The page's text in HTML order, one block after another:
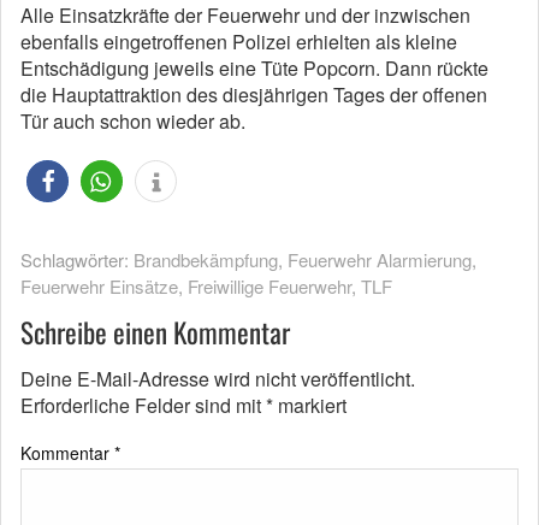
Alle Einsatzkräfte der Feuerwehr und der inzwischen
ebenfalls eingetroffenen Polizei erhielten als kleine
Entschädigung jeweils eine Tüte Popcorn. Dann rückte
die Hauptattraktion des diesjährigen Tages der offenen
Tür auch schon wieder ab.
Schlagwörter: Brandbekämpfung, Feuerwehr Alarmierung,
Feuerwehr Einsätze, Freiwillige Feuerwehr, TLF
Schreibe einen Kommentar
Deine E-Mail-Adresse wird nicht veröffentlicht.
Erforderliche Felder sind mit* markiert
Kommentar *